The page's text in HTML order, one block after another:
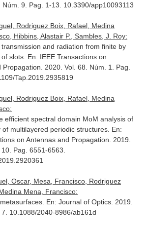
Núm. 9. Pag. 1-13. 10.3390/app10093113
Rodriguez Boix, Rafael, Medina
Hibbins, Alastair P., Sambles, J. Roy:
and radiation from finite by
slots. En: IEEE Transactions on
Propagation . 2020. Vol. 68. Núm. 1. Pag.
Tap.2019.2935819
Rodriguez Boix, Rafael, Medina
efficient spectral domain MoM analysis of
multilayered periodic structures. En:
on Antennas and Propagation . 2019.
Pag. 6551-6563.
Oscar, Mesa, Francisco, Rodriguez
Mena, Francisco:
En: Journal of Optics. 2019.
10.1088/2040-8986/ab161d